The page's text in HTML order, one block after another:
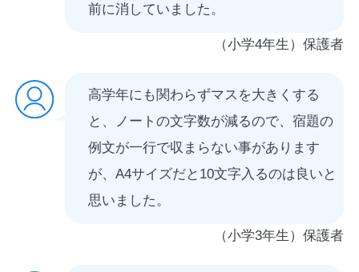
前に消していました。
（小学4年生）保護者
高学年にも関わらずマスを大きくする
と、ノートの文字数が減るので、宿題の
例文が一行で収まらない事があります
が、A4サイズだと10文字入るのは良いと
思いました。
（小学3年生）保護者